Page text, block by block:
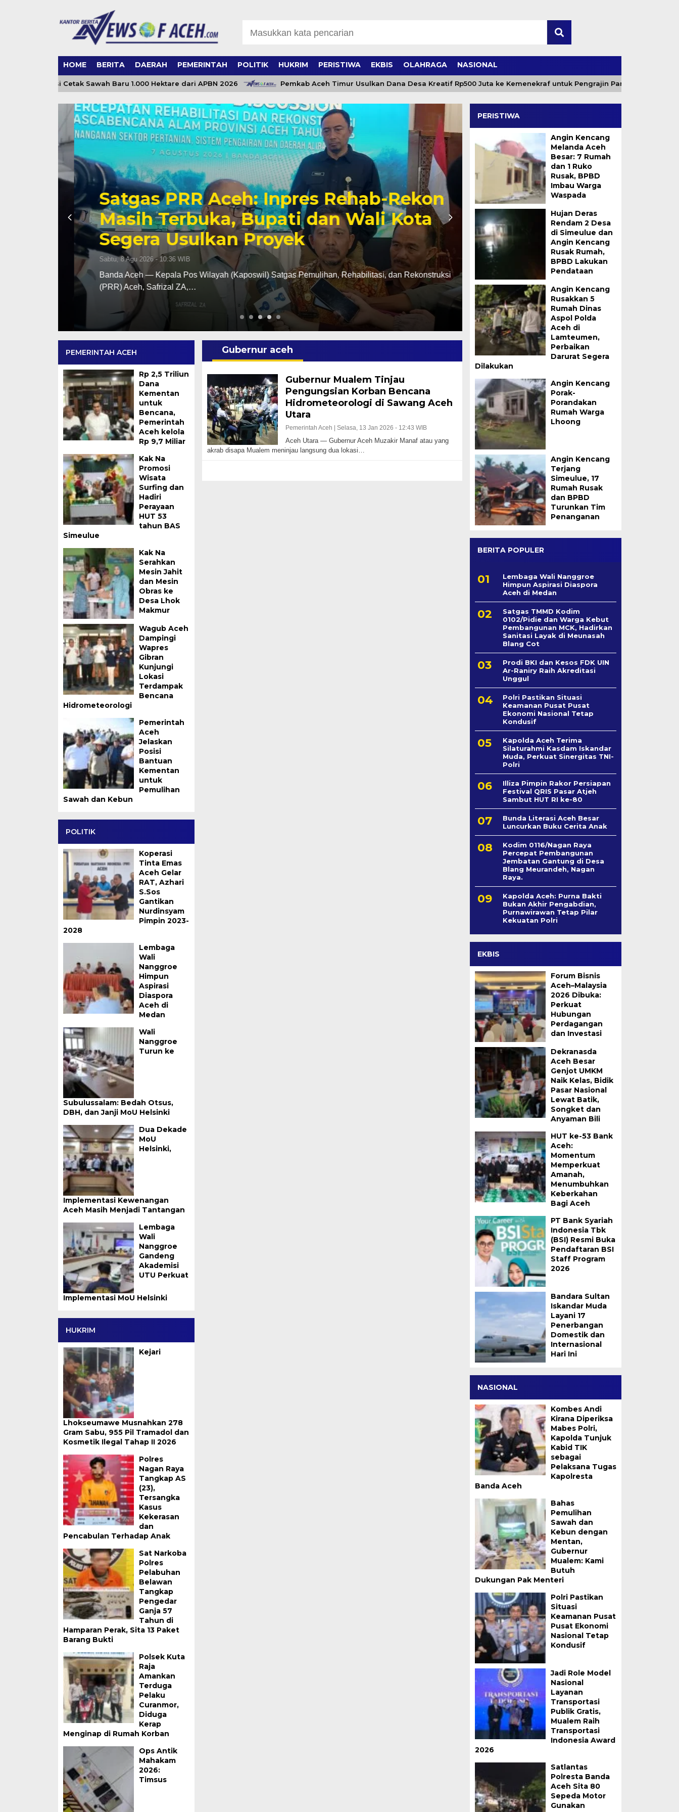
HOME BERITA DAERAH PEMERINTAH POLITIK HUKRIM PERISTIWA EKBIS OLAHRAGA NASIONAL
Alokasi Cetak Sawah Baru 1.000 Hektare dari APBN 2026 Pemkab Aceh Timur Usulkan Dana Desa Kreatif Rp500 Juta ke Kemenekraf untuk Pengrajin Pandan dan Tenun
Satgas PRR Aceh: Inpres Rehab-Rekon
Masih Terbuka, Bupati dan Wali Kota
Segera Usulkan Proyek
Sabtu, 8 Agu 2026 - 10:36 WIB
Banda Aceh — Kepala Pos Wilayah (Kaposwil) Satgas Pemulihan, Rehabilitasi, dan Rekonstruksi
(PRR) Aceh, Safrizal ZA,…
Pemkab Aceh Utara
Beut Kitab Bak
Sabtu, 8 Agu 2026 - 10:31 WIB
Banda Aceh — Dinas Pendidikan Dayah
Kabupaten Aceh Besar…
PEMERINTAH ACEH
Rp 2,5 Triliun
Dana
Kementan
untuk
Bencana,
Pemerintah
Aceh kelola
Rp 9,7 Miliar
Kak Na
Promosi
Wisata
Surfing dan
Hadiri
Perayaan
HUT 53
tahun BAS
Simeulue
Kak Na
Serahkan
Mesin Jahit
dan Mesin
Obras ke
Desa Lhok
Makmur
Wagub Aceh
Dampingi
Wapres
Gibran
Kunjungi
Lokasi
Terdampak
Bencana
Hidrometeorologi
Pemerintah
Aceh
Jelaskan
Posisi
Bantuan
Kementan
untuk
Pemulihan
Sawah dan Kebun
POLITIK
Koperasi
Tinta Emas
Aceh Gelar
RAT, Azhari
S.Sos
Gantikan
Nurdinsyam
Pimpin 2023-
2028
Lembaga
Wali
Nanggroe
Himpun
Aspirasi
Diaspora
Aceh di
Medan
Wali
Nanggroe
Turun ke
Subulussalam: Bedah Otsus,
DBH, dan Janji MoU Helsinki
Dua Dekade
MoU
Helsinki,
Implementasi Kewenangan
Aceh Masih Menjadi Tantangan
Lembaga
Wali
Nanggroe
Gandeng
Akademisi
UTU Perkuat
Implementasi MoU Helsinki
HUKRIM
Kejari
Lhokseumawe Musnahkan 278
Gram Sabu, 955 Pil Tramadol dan
Kosmetik Ilegal Tahap II 2026
Polres
Nagan Raya
Tangkap AS
(23),
Tersangka
Kasus
Kekerasan
dan
Pencabulan Terhadap Anak
Sat Narkoba
Polres
Pelabuhan
Belawan
Tangkap
Pengedar
Ganja 57
Tahun di
Hamparan Perak, Sita 13 Paket
Barang Bukti
Polsek Kuta
Raja
Amankan
Terduga
Pelaku
Curanmor,
Diduga
Kerap
Menginap di Rumah Korban
Ops Antik
Mahakam
2026:
Timsus
Gubernur aceh
Gubernur Mualem Tinjau
Pengungsian Korban Bencana
Hidrometeorologi di Sawang Aceh
Utara
Pemerintah Aceh | Selasa, 13 Jan 2026 - 12:43 WIB
Aceh Utara — Gubernur Aceh Muzakir Manaf atau yang
akrab disapa Mualem meninjau langsung dua lokasi…
PERISTIWA
Angin Kencang
Melanda Aceh
Besar: 7 Rumah
dan 1 Ruko
Rusak, BPBD
Imbau Warga
Waspada
Hujan Deras
Rendam 2 Desa
di Simeulue dan
Angin Kencang
Rusak Rumah,
BPBD Lakukan
Pendataan
Angin Kencang
Rusakkan 5
Rumah Dinas
Aspol Polda
Aceh di
Lamteumen,
Perbaikan
Darurat Segera
Dilakukan
Angin Kencang
Porak-
Porandakan
Rumah Warga
Lhoong
Angin Kencang
Terjang
Simeulue, 17
Rumah Rusak
dan BPBD
Turunkan Tim
Penanganan
BERITA POPULER
Lembaga Wali Nanggroe
Himpun Aspirasi Diaspora
Aceh di Medan
Satgas TMMD Kodim
0102/Pidie dan Warga Kebut
Pembangunan MCK, Hadirkan
Sanitasi Layak di Meunasah
Blang Cot
Prodi BKI dan Kesos FDK UIN
Ar-Raniry Raih Akreditasi
Unggul
Polri Pastikan Situasi
Keamanan Pusat Pusat
Ekonomi Nasional Tetap
Kondusif
Kapolda Aceh Terima
Silaturahmi Kasdam Iskandar
Muda, Perkuat Sinergitas TNI-
Polri
Illiza Pimpin Rakor Persiapan
Festival QRIS Pasar Atjeh
Sambut HUT RI ke-80
Bunda Literasi Aceh Besar
Luncurkan Buku Cerita Anak
Kodim 0116/Nagan Raya
Percepat Pembangunan
Jembatan Gantung di Desa
Blang Meurandeh, Nagan
Raya.
Kapolda Aceh: Purna Bakti
Bukan Akhir Pengabdian,
Purnawirawan Tetap Pilar
Kekuatan Polri
EKBIS
Forum Bisnis
Aceh–Malaysia
2026 Dibuka:
Perkuat
Hubungan
Perdagangan
dan Investasi
Dekranasda
Aceh Besar
Genjot UMKM
Naik Kelas, Bidik
Pasar Nasional
Lewat Batik,
Songket dan
Anyaman Bili
HUT ke-53 Bank
Aceh:
Momentum
Memperkuat
Amanah,
Menumbuhkan
Keberkahan
Bagi Aceh
PT Bank Syariah
Indonesia Tbk
(BSI) Resmi Buka
Pendaftaran BSI
Staff Program
2026
Bandara Sultan
Iskandar Muda
Layani 17
Penerbangan
Domestik dan
Internasional
Hari Ini
NASIONAL
Kombes Andi
Kirana Diperiksa
Mabes Polri,
Kapolda Tunjuk
Kabid TIK
sebagai
Pelaksana Tugas
Kapolresta
Banda Aceh
Bahas
Pemulihan
Sawah dan
Kebun dengan
Mentan,
Gubernur
Mualem: Kami
Butuh
Dukungan Pak Menteri
Polri Pastikan
Situasi
Keamanan Pusat
Pusat Ekonomi
Nasional Tetap
Kondusif
Jadi Role Model
Nasional
Layanan
Transportasi
Publik Gratis,
Mualem Raih
Transportasi
Indonesia Award
2026
Satlantas
Polresta Banda
Aceh Sita 80
Sepeda Motor
Gunakan